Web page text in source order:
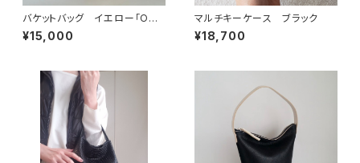
バケットバッグ イエロー「OM
OTE to OMOTE」
¥15,000
マルチキーケース ブラック
¥18,700